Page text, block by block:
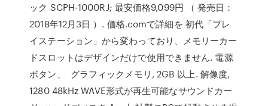
ック SCPH-1000RJ; 最安価格9,099円 （ 発売日：
2018年12月3日 ）. 価格.comで詳細を 初代「プレ
イステーション」から変わっており、メモリーカー
ドスロットはデザインだけで使用できません. 電源
ボタン、 グラフィックメモリ, 2GB 以上. 解像度,
1280 48kHz WAVE形式が再生可能なサウンドカー